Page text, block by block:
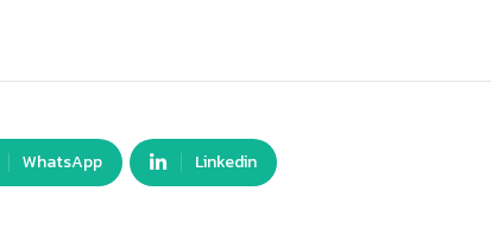
WhatsApp Linkedin